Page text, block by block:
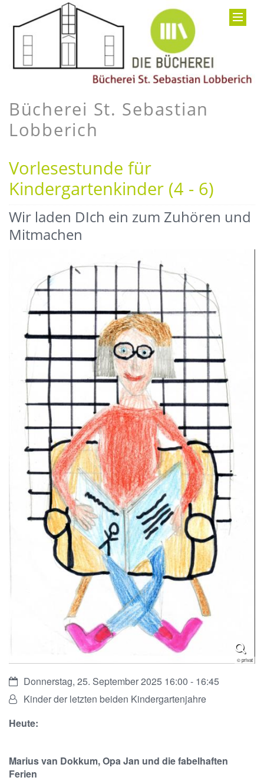
Bücherei St. Sebastian
Lobberich
Vorlesestunde für
Kindergartenkinder (4 - 6)
Wir laden DIch ein zum Zuhören und
Mitmachen
© privat
Datum:Donnerstag, 25. September 2025 16:00 - 16:45
Von:Kinder der letzten beiden Kindergartenjahre
Heute:
Marius van Dokkum, Opa Jan und die fabelhaften
Ferien